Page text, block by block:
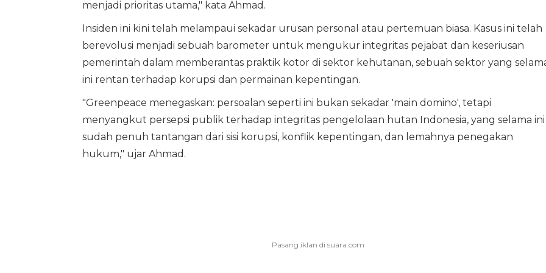
menjadi prioritas utama," kata Ahmad.
Insiden ini kini telah melampaui sekadar urusan personal atau pertemuan biasa. Kasus ini telah
berevolusi menjadi sebuah barometer untuk mengukur integritas pejabat dan keseriusan
pemerintah dalam memberantas praktik kotor di sektor kehutanan, sebuah sektor yang
ini rentan terhadap korupsi dan permainan kepentingan.
"Greenpeace menegaskan: persoalan seperti ini bukan sekadar 'main domino', tetapi
menyangkut persepsi publik terhadap integritas pengelolaan hutan Indonesia, yang selama ini
sudah penuh tantangan dari sisi korupsi, konflik kepentingan, dan lemahnya penegakan
hukum," ujar Ahmad.